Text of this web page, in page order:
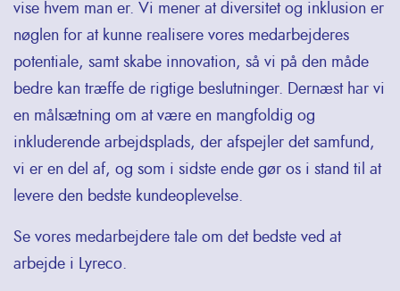
vise hvem man er. Vi mener at diversitet og inklusion er
nøglen for at kunne realisere vores medarbejderes
potentiale, samt skabe innovation, så vi på den måde
bedre kan træffe de rigtige beslutninger. Dernæst har vi
en målsætning om at være en mangfoldig og
inkluderende arbejdsplads, der afspejler det samfund,
vi er en del af, og som i sidste ende gør os i stand til at
levere den bedste kundeoplevelse.
Se vores medarbejdere tale om det bedste ved at
arbejde i Lyreco.